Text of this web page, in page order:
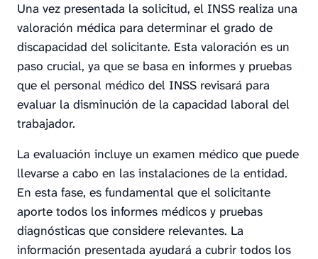
Una vez presentada la solicitud, el INSS realiza una
valoración médica para determinar el grado de
discapacidad del solicitante. Esta valoración es un
paso crucial, ya que se basa en informes y pruebas
que el personal médico del INSS revisará para
evaluar la disminución de la capacidad laboral del
trabajador.
La evaluación incluye un examen médico que puede
llevarse a cabo en las instalaciones de la entidad.
En esta fase, es fundamental que el solicitante
aporte todos los informes médicos y pruebas
diagnósticas que considere relevantes. La
información presentada ayudará a cubrir todos los